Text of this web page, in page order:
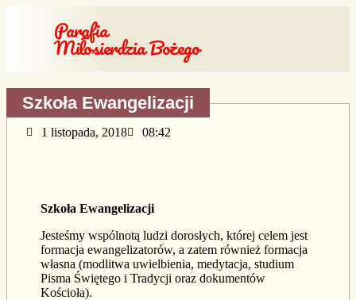
Parafia
Miłosierdzia Bożego
Szkoła Ewangelizacji
1 listopada, 2018 08:42
Szkoła Ewangelizacji
Jesteśmy wspólnotą ludzi dorosłych, której celem jest
formacja ewangelizatorów, a zatem również formacja
własna (modlitwa uwielbienia, medytacja, studium
Pisma Świętego i Tradycji oraz dokumentów
Kościoła).